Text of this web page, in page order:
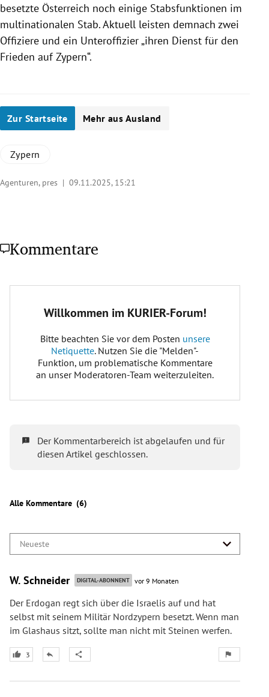
besetzte Österreich noch einige Stabsfunktionen im
multinationalen Stab. Aktuell leisten demnach zwei
Offiziere und ein Unteroffizier „ihren Dienst für den
Frieden auf Zypern“.
Zur Startseite Mehr aus Ausland
Zypern
Agenturen, pres | 09.11.2025, 15:21
Kommentare